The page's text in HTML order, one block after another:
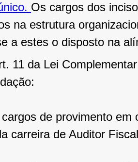
Os cargos dos
na estrutura
a estes o disposto na
11 da Lei
de provimento
carreira de Auditor